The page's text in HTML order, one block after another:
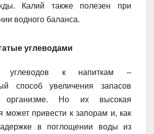
Калий также полезен при
водного баланса.
углеводами
углеводов к напиткам –
способ увеличения запасов
организме. Но их высокая
может привести к запорам и, как
в поглощении воды из